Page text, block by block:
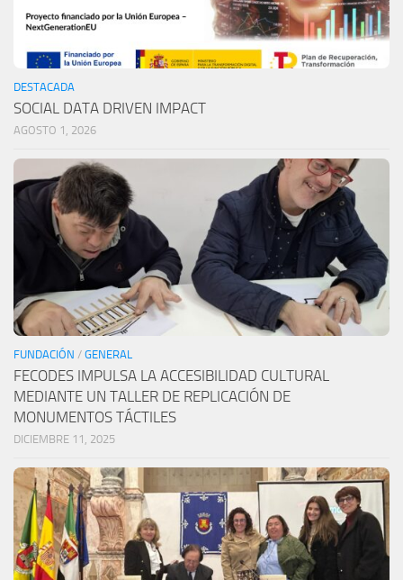
DESTACADA
SOCIAL DATA DRIVEN IMPACT
AGOSTO 1, 2026
FUNDACIÓN / GENERAL
FECODES IMPULSA LA ACCESIBILIDAD CULTURAL
MEDIANTE UN TALLER DE REPLICACIÓN DE
MONUMENTOS TÁCTILES
DICIEMBRE 11, 2025